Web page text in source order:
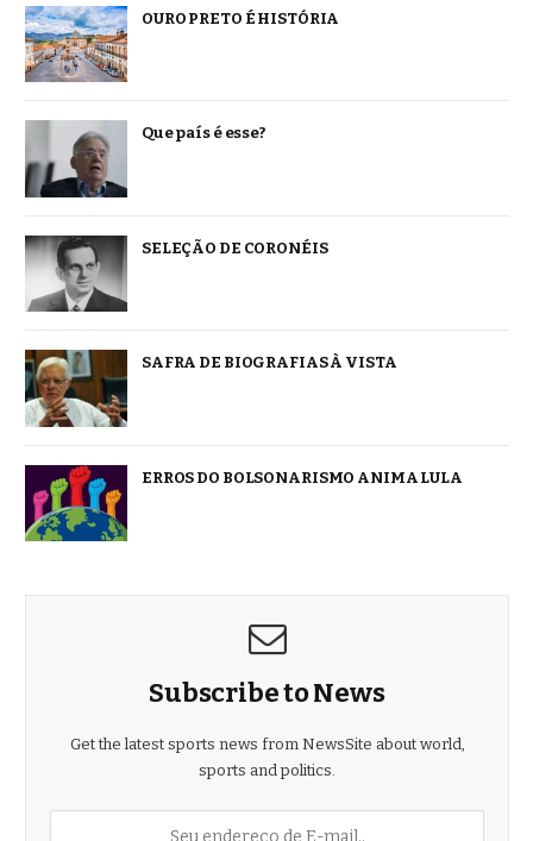
OURO PRETO É HISTÓRIA
Que país é esse?
SELEÇÃO DE CORONÉIS
SAFRA DE BIOGRAFIAS À VISTA
ERROS DO BOLSONARISMO ANIMA LULA
Subscribe to News
Get the latest sports news from NewsSite about world,
sports and politics.